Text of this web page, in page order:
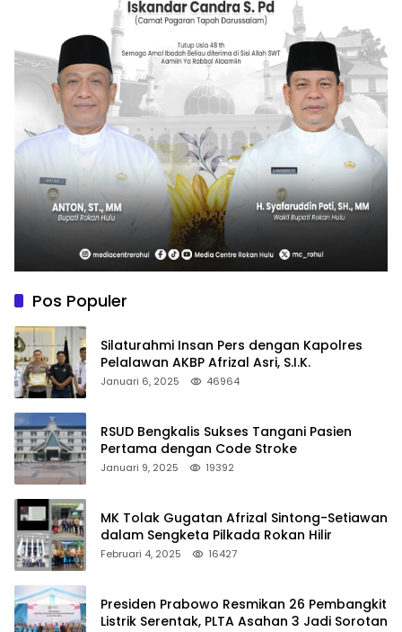
Pos Populer
Silaturahmi Insan Pers dengan Kapolres
Pelalawan AKBP Afrizal Asri, S.I.K.
Januari 6, 2025 46964
RSUD Bengkalis Sukses Tangani Pasien
Pertama dengan Code Stroke
Januari 9, 2025 19392
MK Tolak Gugatan Afrizal Sintong-Setiawan
dalam Sengketa Pilkada Rokan Hilir
Februari 4, 2025 16427
Presiden Prabowo Resmikan 26 Pembangkit
Listrik Serentak, PLTA Asahan 3 Jadi Sorotan